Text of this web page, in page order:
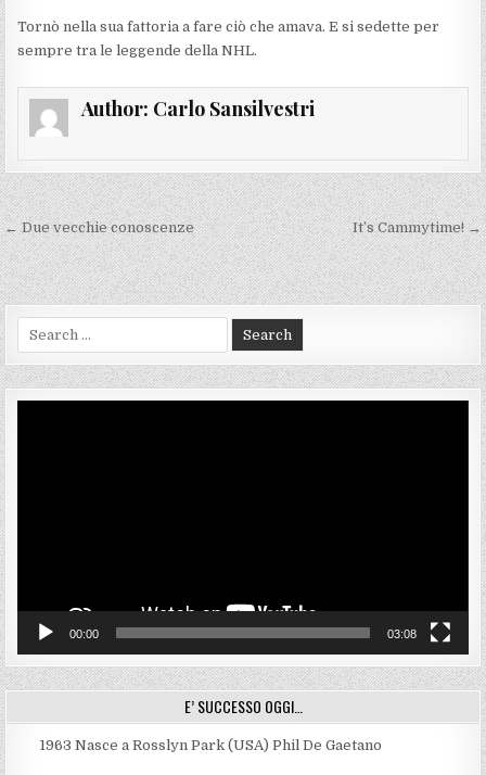
Tornò nella sua fattoria a fare ciò che amava. E si sedette per
sempre tra le leggende della NHL.
Author: Carlo Sansilvestri
Navigazione
articoli
← Due vecchie conoscenze It’s Cammytime! →
Search
for:
00:00 03:08
E’ SUCCESSO OGGI…
1963 Nasce a Rosslyn Park (USA) Phil De Gaetano